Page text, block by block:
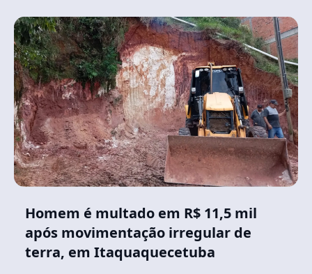
Homem é multado em R$ 11,5 mil
após movimentação irregular de
terra, em Itaquaquecetuba